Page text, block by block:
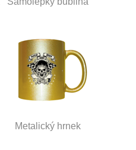
Metalický hrnek